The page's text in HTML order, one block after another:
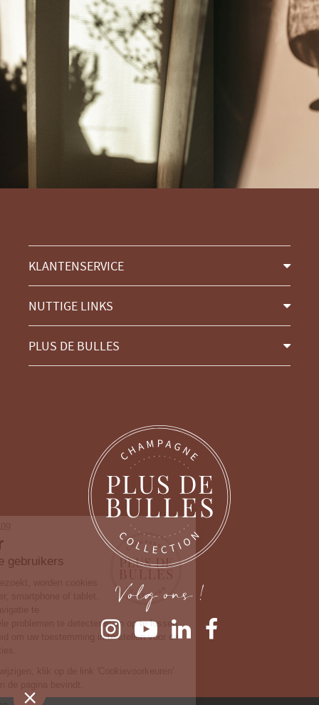
KLANTENSERVICE
NUTTIGE LINKS
PLUS DE BULLES
Volg ons !
Ga door zonder toestemming
Cookiebeheer
Wij zorgen voor onze gebruikers
Wanneer u onze website bezoekt, worden cookies
opgeslagen op uw computer, smartphone of tablet.
Deze helpen ons om de navigatie te
vergemakkelijken, eventuele problemen te detecteren en op te lossen.
Wij bieden u de mogelijkheid om uw toestemming in te stellen voor de